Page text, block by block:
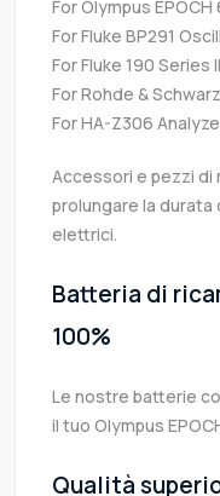
For Olympus
For Fluke BP291
For Fluke 190
For Rohde &
For HA-Z306
Accessori e pezzi di
prolungare la durata
elettrici.
Batteria di
100%
Le nostre batterie
il tuo Olympus
Qualità